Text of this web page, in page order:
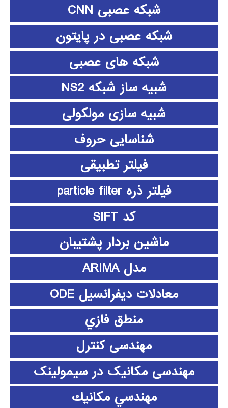
شبکه عصبی CNN
شبکه عصبی در پایتون
شبکه های عصبی
شبیه ساز شبکه NS2
شبیه سازی مولکولی
شناسایی حروف
فیلتر تطبیقی
فیلتر ذره particle filter
کد SIFT
ماشین بردار پشتیبان
مدل ARIMA
معادلات دیفرانسیل ODE
منطق فازي
مهندسی کنترل
مهندسی مکانیک در سیمولینک
مهندسي مكانيك